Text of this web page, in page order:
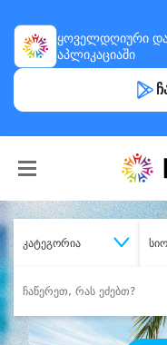
ყოველდღიური
აპლიკაციაში
კატეგორია